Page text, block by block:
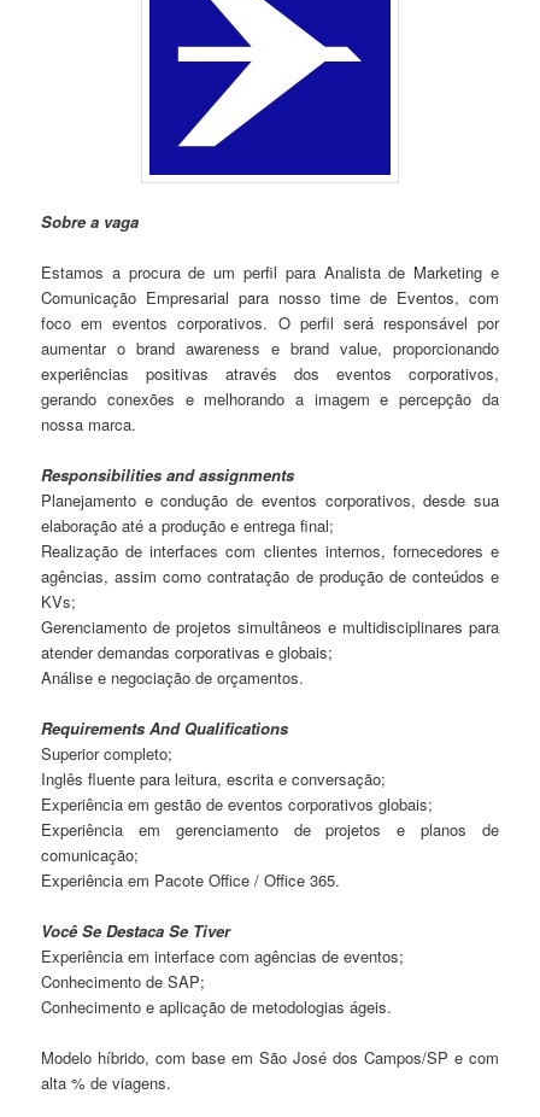
Sobre a vaga
Estamos a procura de um perfil para Analista de Marketing e
Comunicação Empresarial para nosso time de Eventos, com
foco em eventos corporativos. O perfil será responsável por
aumentar o brand awareness e brand value, proporcionando
experiências positivas através dos eventos corporativos,
gerando conexões e melhorando a imagem e percepção da
nossa marca.
Responsibilities and assignments
Planejamento e condução de eventos corporativos, desde sua
elaboração até a produção e entrega final;
Realização de interfaces com clientes internos, fornecedores e
agências, assim como contratação de produção de conteúdos e
KVs;
Gerenciamento de projetos simultâneos e multidisciplinares para
atender demandas corporativas e globais;
Análise e negociação de orçamentos.
Requirements And Qualifications
Superior completo;
Inglês fluente para leitura, escrita e conversação;
Experiência em gestão de eventos corporativos globais;
Experiência em gerenciamento de projetos e planos de
comunicação;
Experiência em Pacote Office / Office 365.
Você Se Destaca Se Tiver
Experiência em interface com agências de eventos;
Conhecimento de SAP;
Conhecimento e aplicação de metodologias ágeis.
Modelo híbrido, com base em São José dos Campos/SP e com
alta % de viagens.